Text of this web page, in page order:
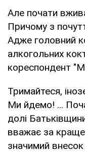
Але почати
Причому з
Адже головний
алкогольних
кореспондент
Тримайтеся,
Ми йдемо! ...
долі
вважає за краще
значимий внесок